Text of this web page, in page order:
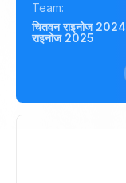
Team:
चितवन राइनोज 2024
राइनोज 2025